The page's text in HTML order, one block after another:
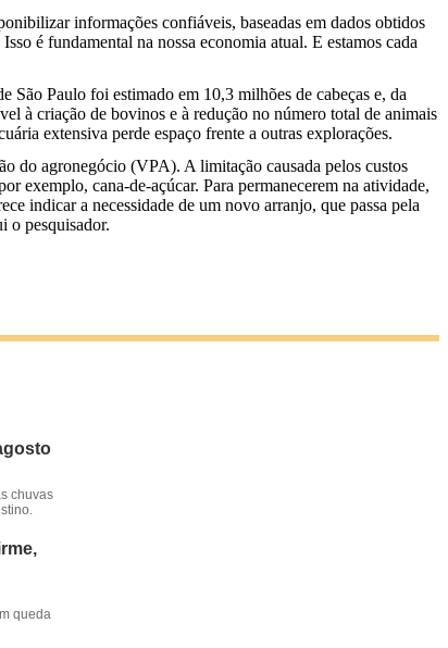
informações confiáveis, baseadas em dados obtidos
é fundamental na nossa economia atual. E estamos cada
Paulo foi estimado em 10,3 milhões de cabeças e, da
à criação de bovinos e à redução no número total de animais
extensiva perde espaço frente a outras explorações.
do agronegócio (VPA). A limitação causada pelos custos
exemplo, cana-de-açúcar. Para permanecerem na atividade,
indicar a necessidade de um novo arranjo, que passa pela
o pesquisador.
chuvas
queda